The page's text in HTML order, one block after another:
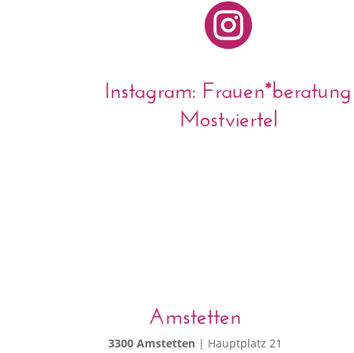

Instagram: Frauen*beratung
Mostviertel
Amstetten
3300 Amstetten | Hauptplatz 21